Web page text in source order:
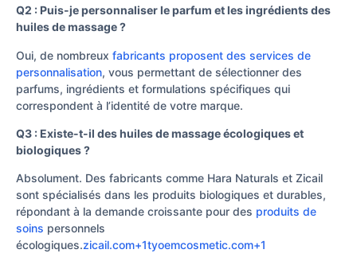
Q2 : Puis-je personnaliser le parfum et les ingrédients des
huiles de massage ?
Oui, de nombreux fabricants proposent des services de
personnalisation, vous permettant de sélectionner des
parfums, ingrédients et formulations spécifiques qui
correspondent à l’identité de votre marque.
Q3 : Existe-t-il des huiles de massage écologiques et
biologiques ?
Absolument. Des fabricants comme Hara Naturals et Zicail
sont spécialisés dans les produits biologiques et durables,
répondant à la demande croissante pour des produits de
soins personnels
écologiques.zicail.com+1tyoemcosmetic.com+1